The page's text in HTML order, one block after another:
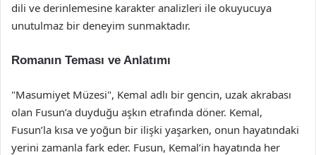
dili ve derinlemesine karakter analizleri ile okuyucuya
unutulmaz bir deneyim sunmaktadır.
Romanın Teması ve Anlatımı
"Masumiyet Müzesi", Kemal adlı bir gencin, uzak akrabası
olan Fusun’a duyduğu aşkın etrafında döner. Kemal,
Fusun’la kısa ve yoğun bir ilişki yaşarken, onun hayatındaki
yerini zamanla fark eder. Fusun, Kemal’in hayatında her